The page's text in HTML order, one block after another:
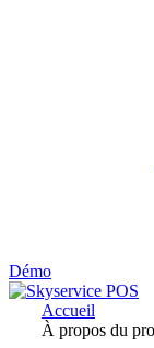
Démo
Accueil
À propos du